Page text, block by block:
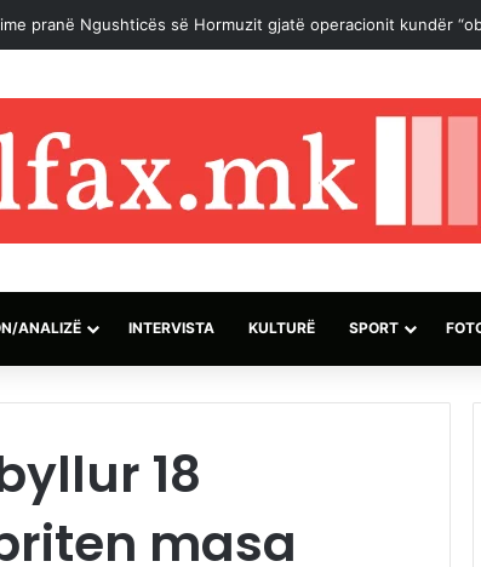
për rihapjen e Ngushticës së Hormuzit mund të
ANALIZË INTERVISTA KULTURË SPORT
18
masa